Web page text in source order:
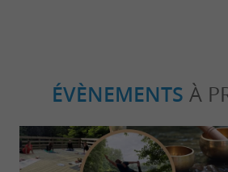
ÉVÈNEMENTS À